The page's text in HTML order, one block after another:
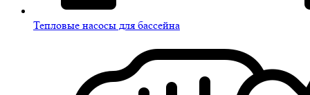
Тепловые насосы для бассейна